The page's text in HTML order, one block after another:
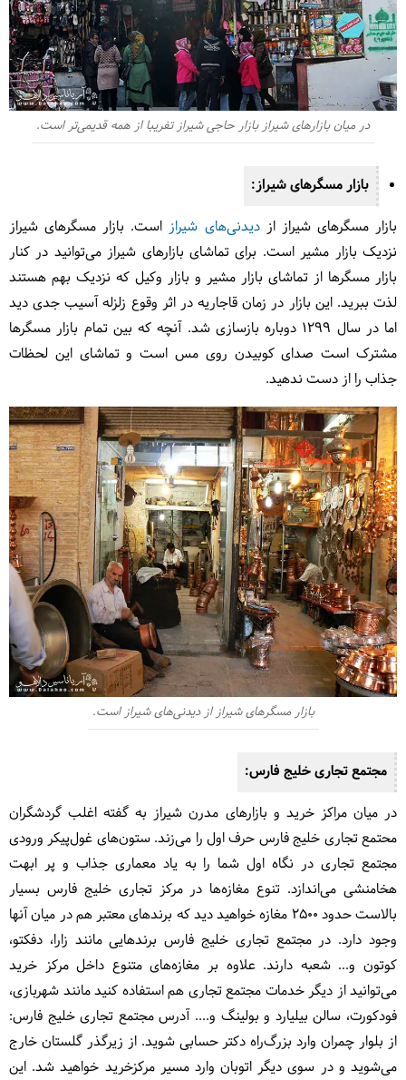
در میان بازارهای شیراز بازار حاجی شیراز تفریبا از همه قدیمی‌تر است.
بازار مسگرهای شیراز:
بازار مسگرهای شیراز ازدیدنی‌های شیرازاست. بازار مسگرهای شیراز
نزدیک بازار مشیر است. برای تماشای بازارهای شیراز می‌توانید در کنار
بازار مسگرها از تماشای بازار مشیر و بازار وکیل که نزدیک بهم هستند
لذت ببرید. این بازار در زمان قاجاریه در اثر وقوع زلزله آسیب جدی دید
اما در سال 1299 دوباره بازسازی شد. آنچه که بین تمام بازار مسگرها
مشترک است صدای کوبیدن روی مس است و تماشای این لحظات
جذاب را از دست ندهید.
بازار مسگرهای شیراز از دیدنی‌های شیراز است.
مجتمع تجاری خلیج فارس:
در میان مراکز خرید و بازارهای مدرن شیراز به گفته اغلب گردشگران
محتمع تجاری خلیج فارس حرف اول را می‌زند. ستون‌های غول‌پیکر ورودی
مجتمع تجاری در نگاه اول شما را به یاد معماری جذاب و پر ابهت
هخامنشی می‌اندازد. تنوع مغازه‌ها در مرکز تجاری خلیج فارس بسیار
بالاست حدود 2500 مغازه خواهید دید که برندهای معتبر هم در میان آنها
وجود دارد. در مجتمع تجاری خلیج فارس برندهایی مانند زارا، دفکتو،
کوتون و... شعبه دارند. علاوه بر مغازه‌های متنوع داخل مرکز خرید
می‌توانید از دیگر خدمات مجتمع تجاری هم استفاده کنید مانند شهربازی،
فودکورت، سالن بیلیارد و بولینگ و.... آدرس مجتمع تجاری خلیج فارس:
از بلوار چمران وارد بزرگ‌راه دکتر حسابی شوید. از زیرگذر گلستان خارج
می‌‌شوید و در سوی دیگر اتوبان وارد مسیر مرکزخرید خواهید شد. این